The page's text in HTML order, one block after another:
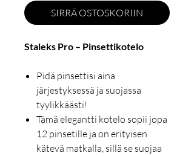
SIRRÄ OSTOSKORIIN
Staleks Pro – Pinsettikotelo
Pidä pinsettisi aina
järjestyksessä ja suojassa
tyylikkäästi!
Tämä elegantti kotelo sopii jopa
12 pinsetille ja on erityisen
kätevä matkalla, sillä se suojaa